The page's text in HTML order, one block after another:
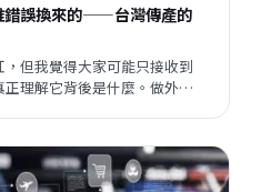
錯誤換來的——台灣傳產的
，但我覺得大家可能只接收到
理解它背後是什麼。做外銷